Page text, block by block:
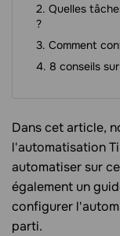
Quelles
?
Comment
8 conseils
Dans cet article,
l'automatisation
automatiser sur
également un
configurer
parti.